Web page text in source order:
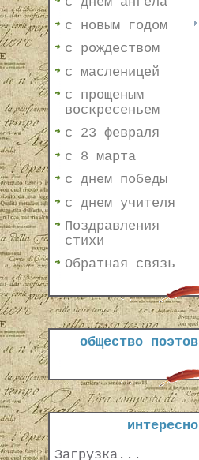
с новым годом
с рождеством
с масленицей
с прощеным
воскресеньем
с 23 февраля
с 8 марта
с днем победы
с днем учителя
Поздравления
стихи
Обратная связь
общество поэтов
интересно
Загрузка...